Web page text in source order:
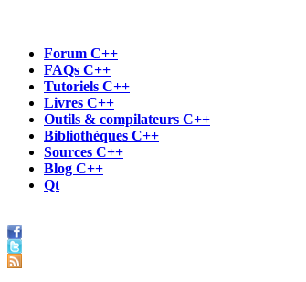
Forum C++
FAQs C++
Tutoriels C++
Livres C++
Outils & compilateurs C++
Bibliothèques C++
Sources C++
Blog C++
Qt